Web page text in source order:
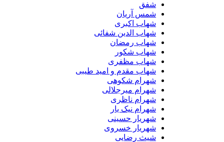
شمس آریان
شهاب اکبری
شهاب الدین شفائی
شهاب رمضان
شهاب شکور
شهاب مظفری
شهاب مقدم و امید طیبی
شهرام شکوهی
شهرام میرجلالی
شهرام ناظری
شهرام نیک یار
شهریار حسینی
شهریار خسروی
شیث رضایی